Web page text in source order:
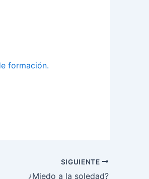
formación.
SIGUIENTE
¿Miedo a la soledad?